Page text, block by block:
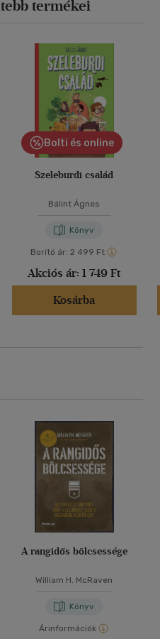
termékei
Bolti és online
Szeleburdi család
Bálint Ágnes
Könyv
Borító ár: 2 499 Ft
Akciós ár: 1 749 Ft
Kosárba
A rangidős bölcsessége
William H. McRaven
Könyv
Árinformációk